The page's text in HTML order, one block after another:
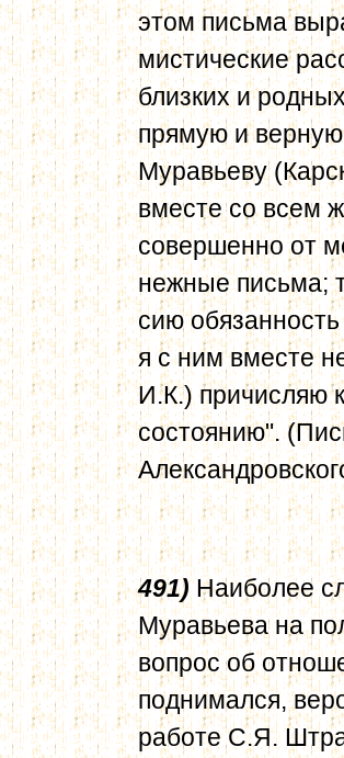
этом письма
мистические
близких и
прямую и
Муравьеву
вместе со всем
совершенно от
нежные письма;
сию
я с ним вместе
И.К.) причисляю
состоянию".
491)Наиболее
Муравьева на
вопрос об
поднимался,
работе С.Я.